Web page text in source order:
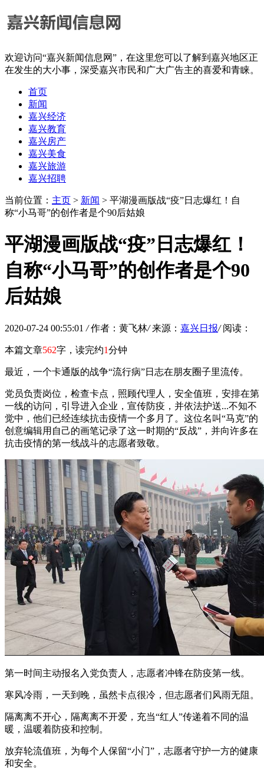
欢迎访问“嘉兴新闻信息网”，在这里您可以了解到嘉兴地区正
在发生的大小事，深受嘉兴市民和广大广告主的喜爱和青睐。
首页
新闻
嘉兴经济
嘉兴教育
嘉兴房产
嘉兴美食
嘉兴旅游
嘉兴招聘
当前位置： 主页 > 新闻 > 平湖漫画版战“疫”日志爆红！自
称“小马哥”的创作者是个90后姑娘
平湖漫画版战“疫”日志爆红！
自称“小马哥”的创作者是个90
后姑娘
2020-07-24 00:55:01 / 作者：黄飞林/ 来源： 嘉兴日报/ 阅读：
本篇文章562字，读完约1分钟
最近，一个卡通版的战争“流行病”日志在朋友圈子里流传。
党员负责岗位，检查卡点，照顾代理人，安全值班，安排在第
一线的访问，引导进入企业，宣传防疫，并依法护送...不知不
觉中，他们已经连续抗击疫情一个多月了。这位名叫“马克”的
创意编辑用自己的画笔记录了这一时期的“反战”，并向许多在
抗击疫情的第一线战斗的志愿者致敬。
第一时间主动报名入党负责人，志愿者冲锋在防疫第一线。
寒风冷雨，一天到晚，虽然卡点很冷，但志愿者们风雨无阻。
隔离离不开心，隔离离不开爱，充当“红人”传递着不同的温
暖，温暖着防疫和控制。
放弃轮流值班，为每个人保留“小门”，志愿者守护一方的健康
和安全。